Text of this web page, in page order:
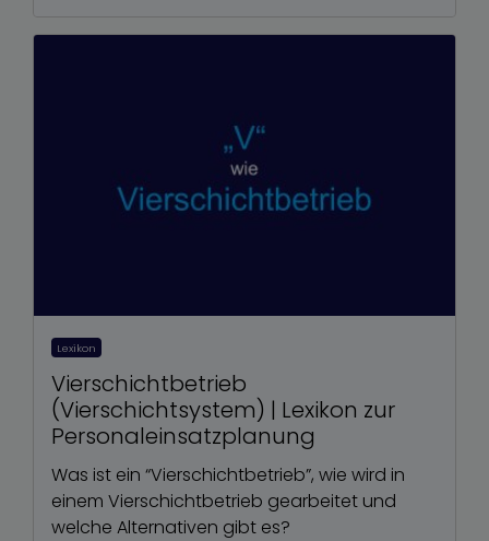
Lexikon
Vierschichtbetrieb
(Vierschichtsystem) | Lexikon zur
Personaleinsatzplanung
Was ist ein “Vierschichtbetrieb”, wie wird in
einem Vierschichtbetrieb gearbeitet und
welche Alternativen gibt es?